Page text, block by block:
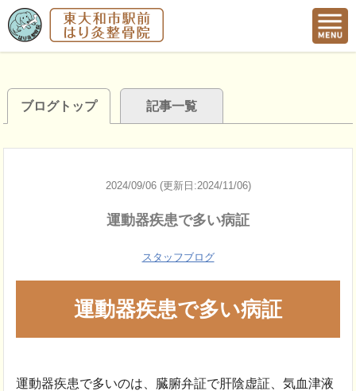
ブログトップ 記事一覧
2024/09/06 (更新日:2024/11/06)
運動器疾患で多い病証
スタッフブログ
運動器疾患で多い病証
運動器疾患で多いのは、臓腑弁証で肝陰虚証、気血津液